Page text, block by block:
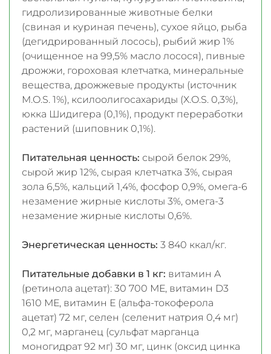
гидролизированные животные белки
(свиная и куриная печень), сухое яйцо, рыба
(дегидрированный лосось), рыбий жир 1%
(очищенное на 99,5% масло лосося), пивные
дрожжи, гороховая клетчатка, минеральные
вещества, дрожжевые продукты (источник
M.O.S. 1%), ксилоолигосахариды (X.O.S. 0,3%),
юкка Шидигера (0,1%), продукт переработки
растений (шиповник 0,1%).
Питательная ценность: сырой белок 29%,
сырой жир 12%, сырая клетчатка 3%, сырая
зола 6,5%, кальций 1,4%, фосфор 0,9%, омега-6
незамение жирные кислоты 3%, омега-3
незамение жирные кислоты 0,6%.
Энергетическая ценность: 3 840 ккал/кг.
Питательные добавки в 1 кг: витамин A
(ретинола ацетат): 30 700 МЕ, витамин D3
1610 МЕ, витамин Е (альфа-токоферола
ацетат) 72 мг, селен (селенит натрия 0,4 мг)
0,2 мг, марганец (сульфат марганца
моногидрат 92 мг) 30 мг, цинк (оксид цинка